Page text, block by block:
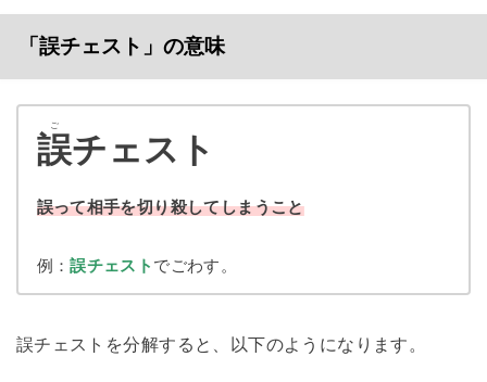
「誤チェスト」の意味
誤
ご
チェスト
誤って相手を切り殺してしまうこと
例：誤チェスト でごわす。
誤チェストを分解すると、以下のようになります。